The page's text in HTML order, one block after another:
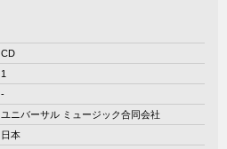
CD
1
-
ユニバーサル ミュージック合同会社
日本